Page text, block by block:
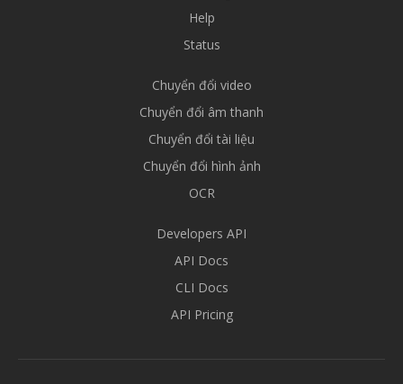
Help
Status
Chuyển đổi video
Chuyển đổi âm thanh
Chuyển đổi tài liệu
Chuyển đổi hình ảnh
OCR
Developers API
API Docs
CLI Docs
API Pricing